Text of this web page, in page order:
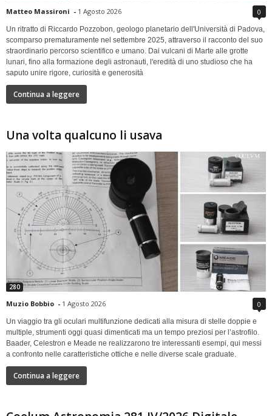
Matteo Massironi - 1 Agosto 2026 0
Un ritratto di Riccardo Pozzobon, geologo planetario dell'Università di Padova,
scomparso prematuramente nel settembre 2025, attraverso il racconto del suo
straordinario percorso scientifico e umano. Dai vulcani di Marte alle grotte
lunari, fino alla formazione degli astronauti, l'eredità di uno studioso che ha
saputo unire rigore, curiosità e generosità
Continua a leggere
Una volta qualcuno li usava
280
Muzio Bobbio - 1 Agosto 2026 0
Un viaggio tra gli oculari multifunzione dedicati alla misura di stelle doppie e
multiple, strumenti oggi quasi dimenticati ma un tempo preziosi per l’astrofilo.
Baader, Celestron e Meade ne realizzarono tre interessanti esempi, qui messi
a confronto nelle caratteristiche ottiche e nelle diverse scale graduate.
Continua a leggere